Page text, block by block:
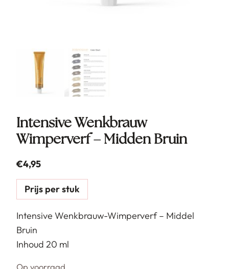
Intensive Wenkbrauw
Wimperverf – Midden Bruin
€4,95
Prijs per stuk
Intensive Wenkbrauw-Wimperverf – Middel
Bruin
Inhoud 20 ml
Op voorraad